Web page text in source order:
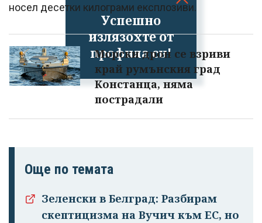
Успешно
излязохте от
профила си!
носел десетки килограми експлозиви.
Морски дрон се взриви
край румънския град
Констанца, няма
пострадали
Още по темата
Зеленски в Белград: Разбирам
скептицизма на Вучич към ЕС, но